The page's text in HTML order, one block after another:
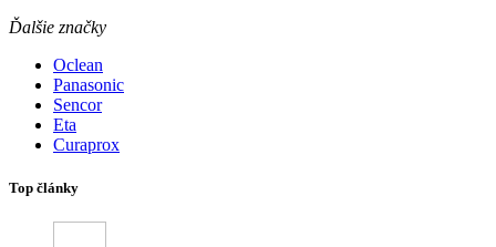
Ďalšie značky
Oclean
Panasonic
Sencor
Eta
Curaprox
Top články